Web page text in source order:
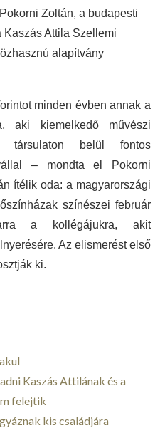
Zoltán, a budapesti
Kaszás Attila Szellemi
alapítvány
minden évben annak a
aki kiemelkedő művészi
társulaton belül fontos
– mondta el Pokorni
ítélik oda: a magyarországi
színészei február
a kollégájukra, akit
Az elismerést első
ki.
Kaszás Attilának és a
felejtik
kis családjára